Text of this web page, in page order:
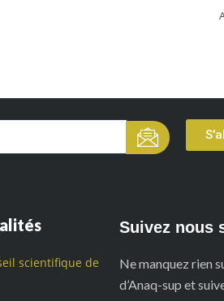
scientifique de
Suivez nous
Ne manquez rien
d’Anaq-sup et